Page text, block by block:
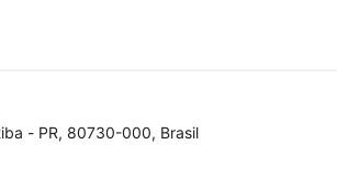
- PR, 80730-000, Brasil